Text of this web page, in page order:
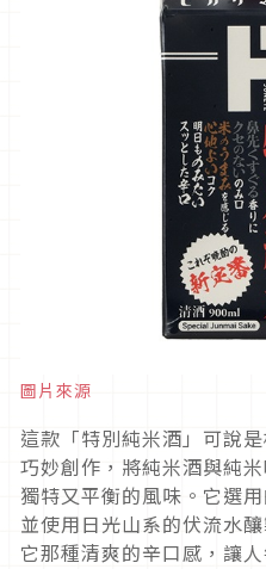
圖片來源
這款「特別純米酒」可說
巧妙創作，將純米酒與純
獨特又平衡的風味。它選
並使用日光山系的伏流水
它那種清爽的辛口感，讓